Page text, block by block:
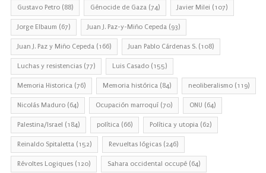
Gustavo Petro (88) Génocide de Gaza (74) Javier Milei (107)
Jorge Elbaum (67) Juan J. Paz-y-Miño Cepeda (93)
Juan J. Paz y Miño Cepeda (166) Juan Pablo Cárdenas S. (108)
Luchas y resistencias (77) Luis Casado (155)
Memoria Historica (76) Memoria histórica (84) neoliberalismo (119)
Nicolás Maduro (64) Ocupación marroquí (70) ONU (64)
Palestina/Israel (184) política (66) Política y utopia (62)
Reinaldo Spitaletta (152) Revueltas lógicas (246)
Révoltes Logiques (120) Sahara occidental occupé (64)